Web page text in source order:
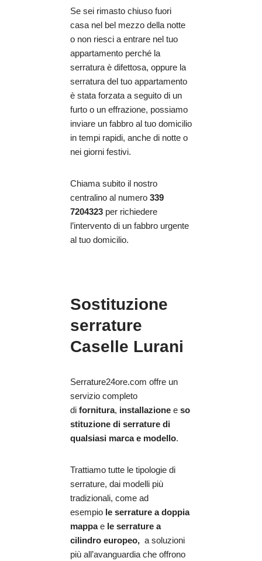
Se sei rimasto chiuso fuori
casa nel bel mezzo della notte
o non riesci a entrare nel tuo
appartamento perché la
serratura è difettosa, oppure la
serratura del tuo appartamento
è stata forzata a seguito di un
furto o un effrazione, possiamo
inviare un fabbro al tuo domicilio
in tempi rapidi, anche di notte o
nei giorni festivi.
Chiama subito il nostro
centralino al numero 339
7204323 per richiedere
l’intervento di un fabbro urgente
al tuo domicilio.
Sostituzione
serrature
Caselle Lurani
Serrature24ore.com offre un
servizio completo
di fornitura, installazione e so
stituzione di serrature di
qualsiasi marca e modello.
Trattiamo tutte le tipologie di
serrature, dai modelli più
tradizionali, come ad
esempio le serrature a doppia
mappae le serrature a
cilindro europeo, a soluzioni
più all’avanguardia che offrono